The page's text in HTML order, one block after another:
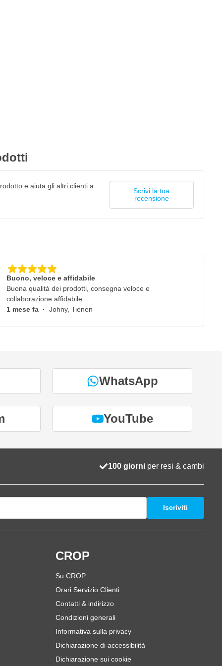
e aiuta gli altri clienti a
Scrivi la tua
recensione
Buono, veloce e affidabile
Buona qualità dei prodotti, consegna veloce e
collaborazione affidabile.
1 mese fa · Johny, Tienen
WhatsApp
YouTube
100 giorni per resi & cambi
Iscriviti
CROP
Su CROP
Orari Servizio Clienti
Contatti & indirizzo
Condizioni generali
Informativa sulla privacy
Dichiarazione di accessibilità
Dichiarazione sui cookie